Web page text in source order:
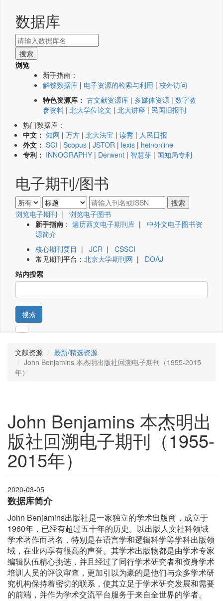
数据库
浏览
新手指南：
解锁数据库 | 电子资源的检索与利用 | 校外访问
特色资源库： 古文献资源库 | 多媒体资源 | 数字教
参资料 | 北大学位论文 | 北大讲座 | 民国旧报刊
热门数据库：
中文： 知网 | 万方 | 北大法宝 | 读秀 | 人民日报
外文： SCI | Scopus | JSTOR | lexis | heinonline
专利： INNOGRAPHY | Derwent | 智慧芽 | 国知局专利
电子期刊/图书
浏览电子期刊 | 浏览电子图书
新手指南 ： 遍历西文电子期刊库 | 中外文电子图书资
源简介
核心期刊要目 | JCR | CSSCI
常见期刊平台： 北京大学期刊网 | DOAJ
站内搜索
搜索
文献资源
最新/精选资源
John Benjamins 本杰明出版社回溯电子期刊（1955-2015
年）
John Benjamins 本杰明出
版社回溯电子期刊（1955-
2015年）
2020-03-05
数据库简介
John Benjamins出版社是一家独立的学术出版商，成立于
1960年，已经有超过五十年的历史。以出版人文社科领域
学术著作而著名，特别是在语言学和逻辑科学等学科出版领
域，在业内享有很高的声誉。其学术出版物都是由学术专家
编辑队伍精心挑选，并且经过了同行学术研究者和资身学术
培训人员的评议审查，更加引以为豪的是他们与众多学术研
究机构保持着密切的联系，使其立足于学术研究发展和需要
的前端，并作为学术交流平台服务于来自全世界的学者。